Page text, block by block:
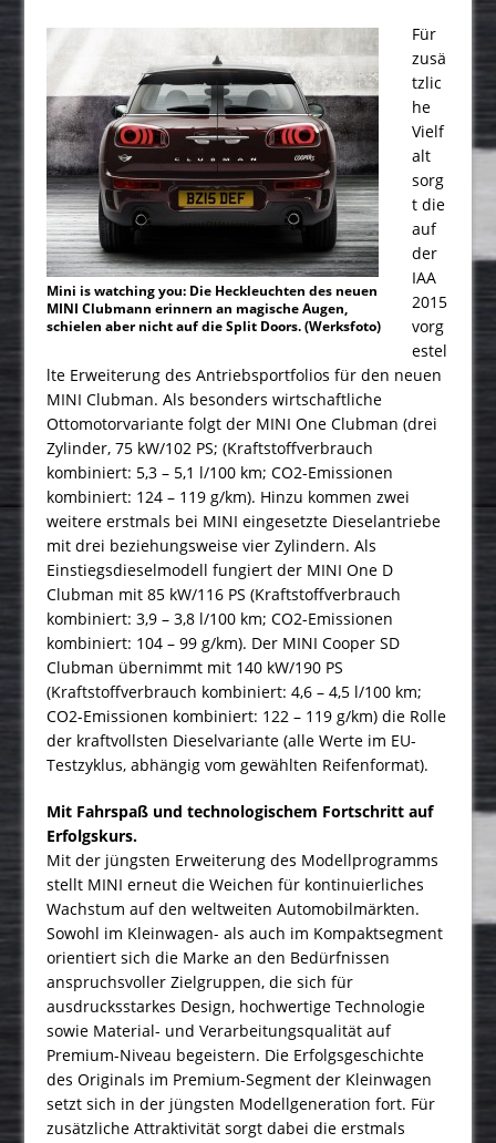
Mini is watching you: Die Heckleuchten des neuen
MINI Clubmann erinnern an magische Augen,
schielen aber nicht auf die Split Doors. (Werksfoto)
Für
zusä
tzlic
he
Vielf
alt
sorg
t die
auf
der
IAA
2015
vorg
estel
lte Erweiterung des Antriebsportfolios für den neuen
MINI Clubman. Als besonders wirtschaftliche
Ottomotorvariante folgt der MINI One Clubman (drei
Zylinder, 75 kW/102 PS; (Kraftstoffverbrauch
kombiniert: 5,3 – 5,1 l/100 km; CO2-Emissionen
kombiniert: 124 – 119 g/km). Hinzu kommen zwei
weitere erstmals bei MINI eingesetzte Dieselantriebe
mit drei beziehungsweise vier Zylindern. Als
Einstiegsdieselmodell fungiert der MINI One D
Clubman mit 85 kW/116 PS (Kraftstoffverbrauch
kombiniert: 3,9 – 3,8 l/100 km; CO2-Emissionen
kombiniert: 104 – 99 g/km). Der MINI Cooper SD
Clubman übernimmt mit 140 kW/190 PS
(Kraftstoffverbrauch kombiniert: 4,6 – 4,5 l/100 km;
CO2-Emissionen kombiniert: 122 – 119 g/km) die Rolle
der kraftvollsten Dieselvariante (alle Werte im EU-
Testzyklus, abhängig vom gewählten Reifenformat).
Mit Fahrspaß und technologischem Fortschritt auf
Erfolgskurs.
Mit der jüngsten Erweiterung des Modellprogramms
stellt MINI erneut die Weichen für kontinuierliches
Wachstum auf den weltweiten Automobilmärkten.
Sowohl im Kleinwagen- als auch im Kompaktsegment
orientiert sich die Marke an den Bedürfnissen
anspruchsvoller Zielgruppen, die sich für
ausdrucksstarkes Design, hochwertige Technologie
sowie Material- und Verarbeitungsqualität auf
Premium-Niveau begeistern. Die Erfolgsgeschichte
des Originals im Premium-Segment der Kleinwagen
setzt sich in der jüngsten Modellgeneration fort. Für
zusätzliche Attraktivität sorgt dabei die erstmals